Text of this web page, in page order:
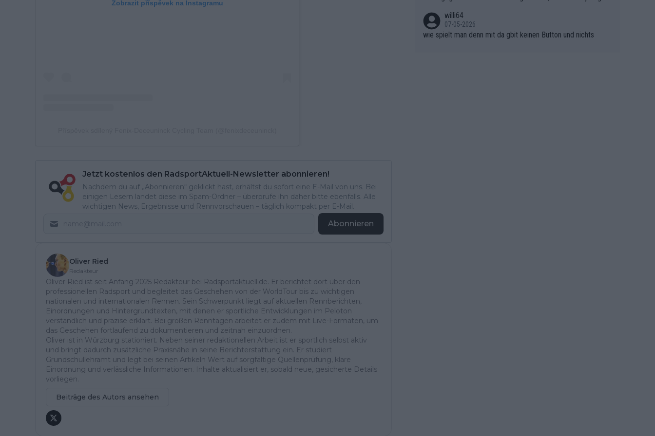
Zobrazit příspěvek na Instagramu
Jetzt kostenlos den RadsportAktuell-Newsletter abonnieren!
Nachdem du auf „Abonnieren“ geklickt hast, erhältst du sofort eine E-Mail von uns. Bei
einigen Lesern landet diese im Spam-Ordner – überprüfe ihn daher bitte ebenfalls. Alle
wichtigen News, Ergebnisse und Rennvorschauen – täglich kompakt per E-Mail.
Abonnieren
Oliver Ried
Redakteur
Oliver Ried ist seit Anfang 2025 Redakteur bei Radsportaktuell.de. Er berichtet dort über den
professionellen Radsport und begleitet das Geschehen von der WorldTour bis zu wichtigen
nationalen und internationalen Rennen. Sein Schwerpunkt liegt auf aktuellen Rennberichten,
Einordnungen und Hintergrundtexten, mit denen er sportliche Entwicklungen im Peloton
verständlich und präzise erklärt. Bei großen Renntagen arbeitet er zudem mit Live-Formaten, um
das Geschehen fortlaufend zu dokumentieren und zeitnah einzuordnen.
Oliver ist in Würzburg stationiert. Neben seiner redaktionellen Arbeit ist er sportlich selbst aktiv
und bringt dadurch zusätzliche Praxisnähe in seine Berichterstattung ein. Er studiert
Grundschullehramt und legt bei seinen Artikeln Wert auf sorgfältige Quellenprüfung, klare
Einordnung und verlässliche Informationen. Inhalte aktualisiert er, sobald neue, gesicherte Details
vorliegen.
Beiträge des Autors ansehen
hen. (gregmann)
willi64
07-05-2026
wie spielt man denn mit da gbit keinen Button und nichts